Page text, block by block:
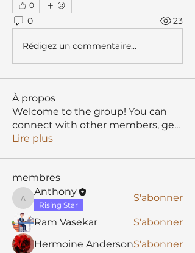
0
0 23
Rédigez un commentaire...
À propos
Welcome to the group! You can
connect with other members, ge...
Lire plus
membres
Anthony
Anthony
Rising Star
S'abonner
Ram Vasekar
S'abonner
Hermoine AndersonS'abonner